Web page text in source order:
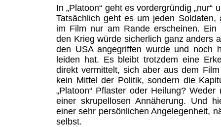
In „Platoon“ geht es vordergründig „nur“
Tatsächlich geht es um jeden
im Film nur am Rande erscheinen. Ein
den Krieg würde sicherlich ganz anders
den USA angegriffen wurde und noch
leiden hat. Es bleibt trotzdem eine
direkt vermittelt, sich aber aus dem
kein Mittel der Politik, sondern die
„Platoon“ Pflaster oder Heilung?
einer skrupellosen Annäherung. Und
einer sehr persönlichen Angelegenheit,
selbst.